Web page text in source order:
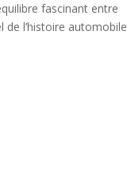
fascinant entre
l’histoire automobile